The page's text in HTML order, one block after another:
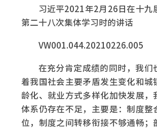
习近平2021年2月26日在十九
第二十八次集体学习时的讲话
VW001.044.20210226.005
在充分肯定成绩的同时，我们
着我国社会主要矛盾发生变化和城
龄化、就业方式多样化加快发展，
体系仍存在不足，主要是：制度整
位，制度之间转移衔接不够通畅；